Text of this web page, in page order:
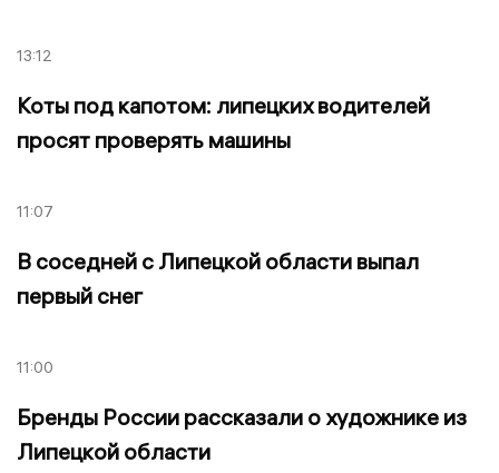
13:12
Коты под капотом: липецких водителей
просят проверять машины
11:07
В соседней с Липецкой области выпал
первый снег
11:00
Бренды России рассказали о художнике из
Липецкой области